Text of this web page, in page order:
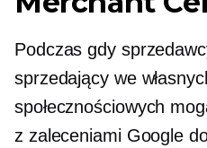
Podczas gdy
sprzedający we
społecznościowych
z zaleceniami Google